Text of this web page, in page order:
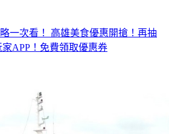
一次看！ 高雄美食優惠開搶！再抽
APP！免費領取優惠券